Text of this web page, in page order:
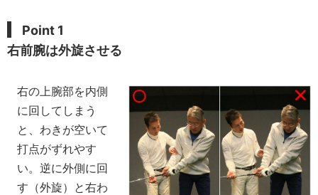
Point 1
右前腕は外旋させる
右の上腕部を内側
に回してしまう
と、わきが空いて
打点がずれやす
い。逆に外側に回
す（外旋）と右わ